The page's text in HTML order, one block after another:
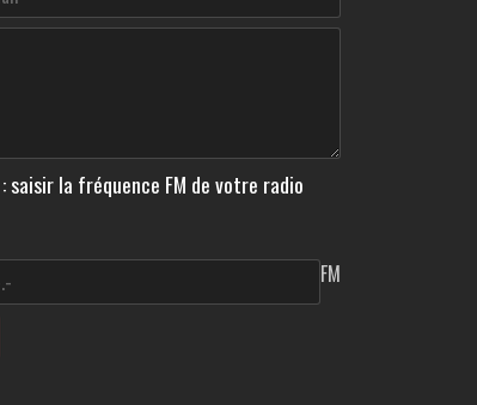
saisir la fréquence FM de votre radio
FM